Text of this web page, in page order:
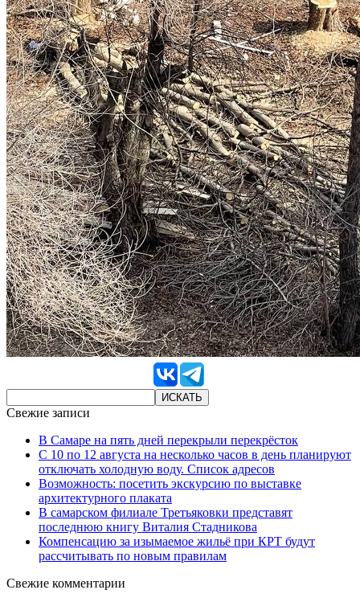
Свежие записи
В Самаре на пять дней перекрыли перекрёсток
С 10 по 12 августа на несколько часов в день планируют
отключать холодную воду. Список адресов
Возможность: посетить экскурсию по выставке
архитектурного плаката
В самарском филиале Третьяковки представят
последнюю книгу Виталия Стадникова
Компенсацию за изымаемое жильё при КРТ будут
рассчитывать по новым правилам
Свежие комментарии